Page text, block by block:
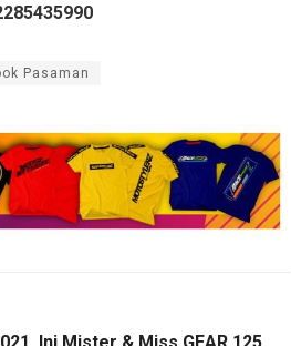
Pasaman